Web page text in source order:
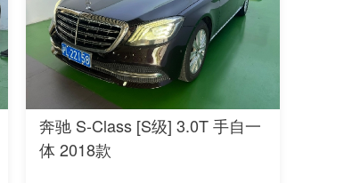
奔驰 S-Class [S级] 3.0T 手自一
体 2018款